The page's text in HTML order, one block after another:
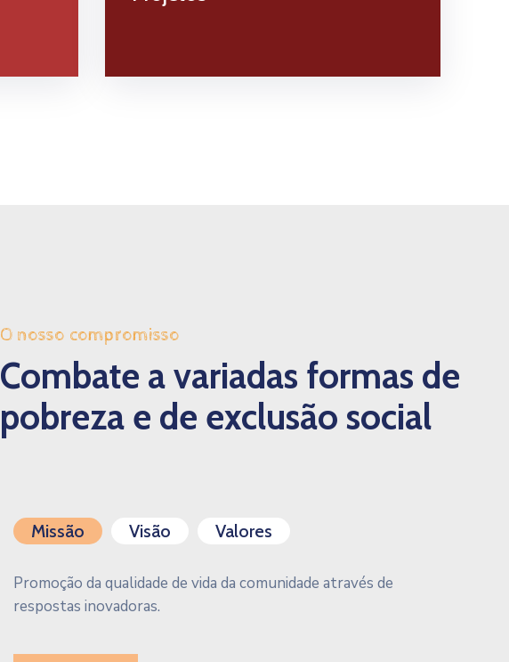
O nosso compromisso
Combate a variadas formas de
pobreza e de exclusão social
Missão Visão Valores
Promoção da qualidade de vida da comunidade através de
respostas inovadoras.